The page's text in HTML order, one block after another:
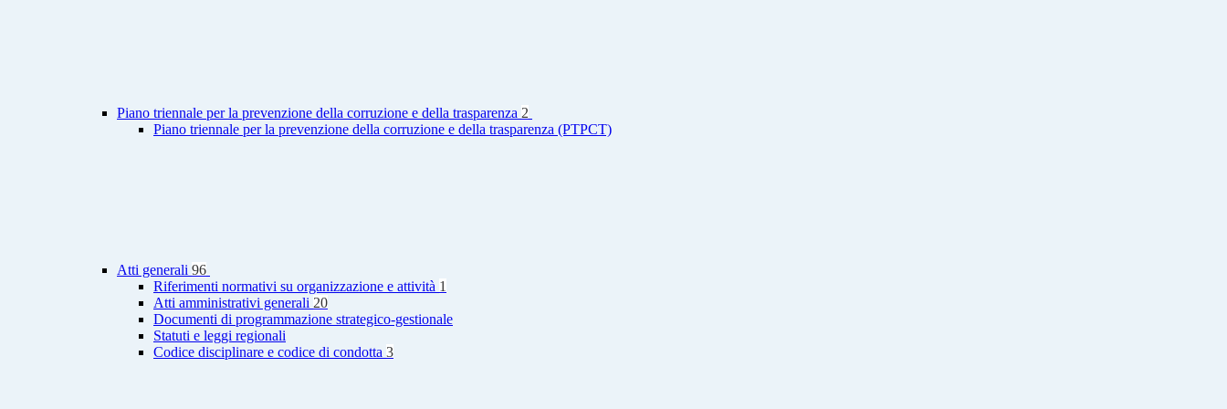
Piano triennale per la prevenzione della corruzione e della trasparenza 2
Piano triennale per la prevenzione della corruzione e della trasparenza (PTPCT)
Atti generali 96
Riferimenti normativi su organizzazione e attività 1
Atti amministrativi generali 20
Documenti di programmazione strategico-gestionale
Statuti e leggi regionali
Codice disciplinare e codice di condotta 3